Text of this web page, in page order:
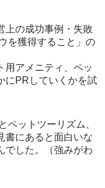
上の成功事例・失敗
を獲得すること」の
用アメニティ、ペッ
にPRしていくかを試
ペットツーリズム、
書にあると面白いな
でした。（強みがわ